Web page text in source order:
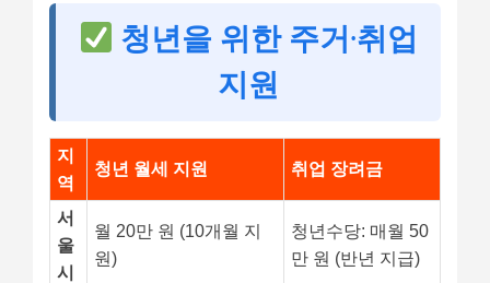
청년을 위한 주거·취업
지원
지
역
청년 월세 지원 취업 장려금
서
울
시
월 20만 원 (10개월 지
원)
청년수당: 매월 50
만 원 (반년 지급)